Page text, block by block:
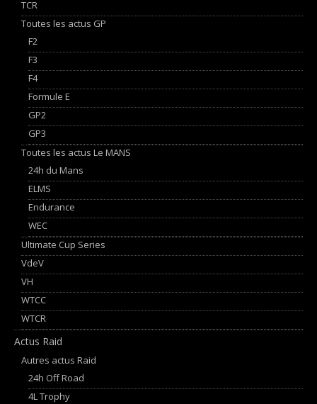
TCR
Toutes les actus GP
F2
F3
F4
Formule E
GP2
GP3
Toutes les actus Le MANS
24h du Mans
ELMS
Endurance
WEC
Ultimate Cup Series
VdeV
VH
WTCC
WTCR
Actus Raid
Autres actus Raid
24h Off Road
4L Trophy